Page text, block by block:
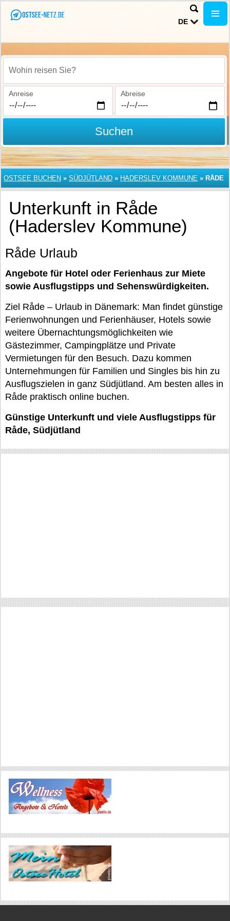
DE
Wohin reisen Sie?
Anreise Abreise
Suchen
OSTSEE BUCHEN » SÜDJÜTLAND » HADERSLEV KOMMUNE » RÅDE
Unterkunft in Råde
(Haderslev Kommune)
Råde Urlaub
Angebote für Hotel oder Ferienhaus zur Miete
sowie Ausflugstipps und Sehenswürdigkeiten.
Ziel Råde – Urlaub in Dänemark: Man findet günstige
Ferienwohnungen und Ferienhäuser, Hotels sowie
weitere Übernachtungsmöglichkeiten wie
Gästezimmer, Campingplätze und Private
Vermietungen für den Besuch. Dazu kommen
Unternehmungen für Familien und Singles bis hin zu
Ausflugszielen in ganz Südjütland. Am besten alles in
Råde praktisch online buchen.
Günstige Unterkunft und viele Ausflugstipps für
Råde, Südjütland